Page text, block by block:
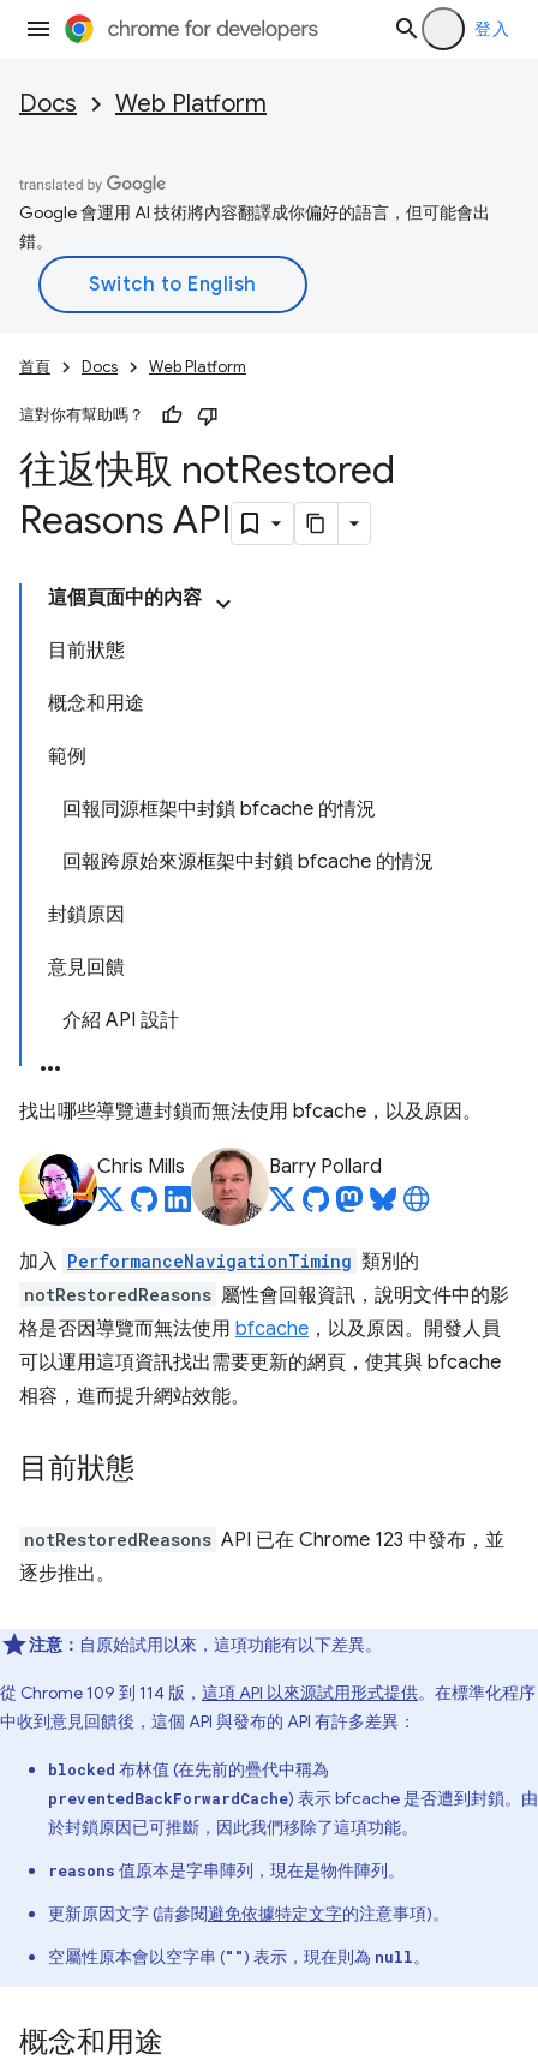
登入
Docs Web Platform
Google 會運用 AI 技術將內容翻譯成你偏好的語言，但可能會出
錯。
首頁 Docs Web Platform
這對你有幫助嗎？
往返快取 notRestored
Reasons API
這個頁面中的內容
目前狀態
概念和用途
範例
回報同源框架中封鎖 bfcache 的情況
回報跨原始來源框架中封鎖 bfcache 的情況
封鎖原因
意見回饋
介紹 API 設計
找出哪些導覽遭封鎖而無法使用 bfcache，以及原因。
Chris Mills Barry Pollard
加入 PerformanceNavigationTiming 類別的
notRestoredReasons 屬性會回報資訊，說明文件中的影
格是否因導覽而無法使用 bfcache ，以及原因。開發人員
可以運用這項資訊找出需要更新的網頁，使其與 bfcache
相容，進而提升網站效能。
目前狀態
notRestoredReasons API 已在 Chrome 123 中發布，並
逐步推出。
注意： 自原始試用以來，這項功能有以下差異。
從 Chrome 109 到 114 版， 這項 API 以來源試用形式提供。在標準化程序
中收到意見回饋後，這個 API 與發布的 API 有許多差異：
blocked 布林值 (在先前的疊代中稱為
preventedBackForwardCache) 表示 bfcache 是否遭到封鎖。由
於封鎖原因已可推斷，因此我們移除了這項功能。
reasons 值原本是字串陣列，現在是物件陣列。
更新原因文字 (請參閱避免依據特定文字的注意事項)。
空屬性原本會以空字串 ("") 表示，現在則為 null。
概念和用途